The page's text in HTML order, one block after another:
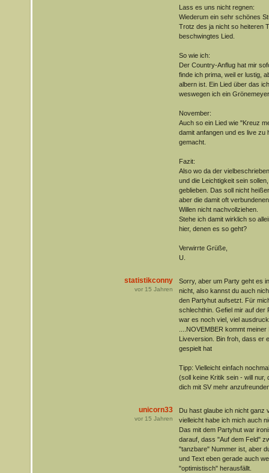
Lass es uns nicht regnen:
Wiederum ein sehr schönes
Trotz des ja nicht so heiteren
beschwingtes Lied.
So wie ich:
Der Country-Anflug hat mir
finde ich prima, weil er lustig,
albern ist. Ein Lied über das
weswegen ich ein
November:
Auch so ein Lied wie "Kreuz
damit anfangen und es live zu
gemacht.
Fazit:
Also wo da der
und die Leichtigkeit sein
geblieben. Das soll nicht
aber die damit oft
Willen nicht nachvollziehen.
Stehe ich damit wirklich so
hier, denen es so geht?
Verwirrte Grüße,
U.
statistikconny
vor 15 Jahren
Sorry, aber um Party geht es
nicht, also kannst du auch
den Partyhut aufsetzt. Für
schlechthin. Gefiel mir auf der
war es noch viel, viel
....NOVEMBER kommt
Liveversion. Bin froh, dass er
gespielt hat
Tipp: Vielleicht einfach
(soll keine Kritik sein - will nur,
dich mit SV mehr
unicorn33
vor 15 Jahren
Du hast glaube ich nicht ganz
vielleicht habe ich mich auch
Das mit dem Partyhut war
darauf, dass "Auf dem Feld"
"tanzbare" Nummer ist, aber
und Text eben gerade auch
"optimistisch" herausfällt.